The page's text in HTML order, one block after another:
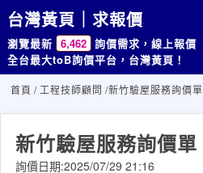
台灣黃頁｜求報價
瀏覽最新 6,462 詢價需求，線上報價
全台最大toB詢價平台，台灣黃頁！
首頁 / 工程技師顧問 /新竹驗屋服務詢價單
新竹驗屋服務詢價單
詢價日期:2025/07/29 21:16